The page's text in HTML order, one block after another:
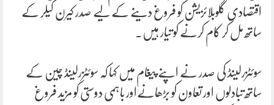
اقتصادی گلوبلائزیشن کو فروغ دینے کے لیے صدر کیرن کیلر کے
ساتھ مل کر کام کرنے کو تیار ہیں۔
سوئٹزرلینڈ کی صدر نے اپنے پیغام میں کہا کہ سوئٹزرلینڈ چین کے
ساتھ تبادلوں اور تعاون کو بڑھانےاور باہمی دوستی کو مزید فروغ